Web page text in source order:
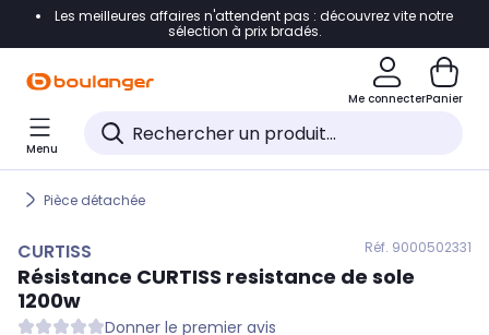
Accéder directement à la navigation
Accéder directement au pied de page
Accéder directement au chatbot
Les meilleures affaires n'attendent pas : découvrez vite notre
sélection à prix bradés.
Me connecterPanier
Menu
Pièce détachée
CURTISS Réf. 9000502331
Résistance CURTISS resistance de sole
1200w
Donner le premier avis